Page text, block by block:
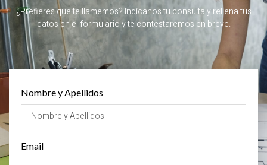
¿Prefieres que te llamemos? Indícanos tu consulta y rellena tus
datos en el formulario y te contestaremos en breve.
Nombre y Apellidos
Email